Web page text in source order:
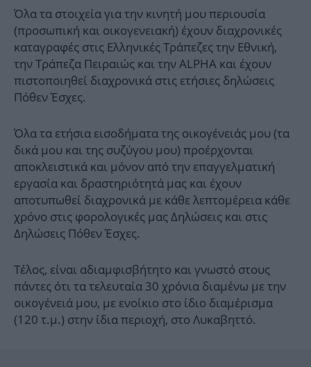
Όλα τα στοιχεία για την κινητή μου περιουσία
(προσωπική και οικογενειακή) έχουν διαχρονικές
καταγραφές στις Ελληνικές Τράπεζες την Εθνική,
την Τράπεζα Πειραιώς και την ALPHA και έχουν
πιστοποιηθεί διαχρονικά στις ετήσιες δηλώσεις
Πόθεν Έσχες.
Όλα τα ετήσια εισοδήματα της οικογένειάς μου (τα
δικά μου και της συζύγου μου) προέρχονται
αποκλειστικά και μόνον από την επαγγελματική
εργασία και δραστηριότητά μας και έχουν
αποτυπωθεί διαχρονικά με κάθε λεπτομέρεια κάθε
χρόνο στις φορολογικές μας Δηλώσεις και στις
Δηλώσεις Πόθεν Έσχες.
Τέλος, είναι αδιαμφισβήτητο και γνωστό στους
πάντες ότι τα τελευταία 30 χρόνια διαμένω με την
οικογένειά μου, με ενοίκιο στο ίδιο διαμέρισμα
(120 τ.μ.) στην ίδια περιοχή, στο Λυκαβηττό.